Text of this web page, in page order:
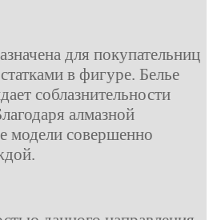
для покупательниц
в фигуре. Белье
соблазнительности
алмазной
модели совершенно